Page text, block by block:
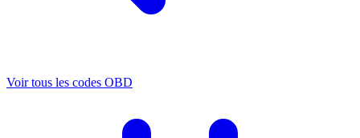
Voir tous les codes OBD